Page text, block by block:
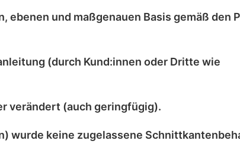
ebenen und maßgenauen Basis gemäß den
(durch Kund:innen oder Dritte wie
verändert (auch geringfügig).
wurde keine zugelassene